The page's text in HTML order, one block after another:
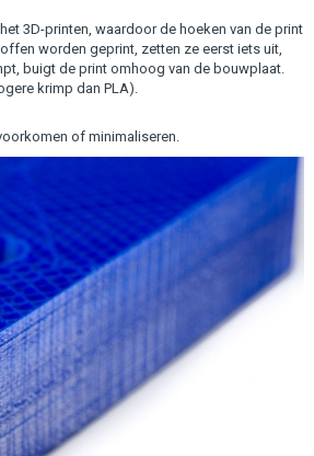
3D-printen, waardoor de hoeken van de print
worden geprint, zetten ze eerst iets uit,
buigt de print omhoog van de bouwplaat.
krimp dan PLA).
of minimaliseren.